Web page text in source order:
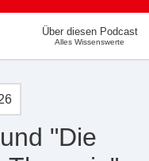
Über diesen Podcast
Alles Wissenswerte
"Die